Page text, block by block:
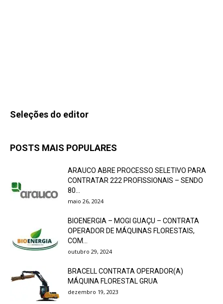
Seleções do editor
POSTS MAIS POPULARES
ARAUCO ABRE PROCESSO SELETIVO PARA
CONTRATAR 222 PROFISSIONAIS – SENDO
80...
maio 26, 2024
BIOENERGIA – MOGI GUAÇU – CONTRATA
OPERADOR DE MÁQUINAS FLORESTAIS,
COM...
outubro 29, 2024
BRACELL CONTRATA OPERADOR(A)
MÁQUINA FLORESTAL GRUA
dezembro 19, 2023